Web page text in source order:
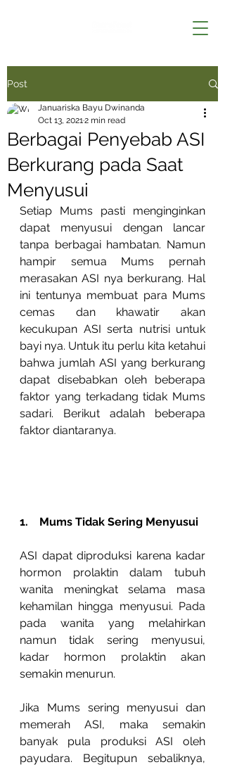
Post
Berbagai Penyebab ASI
Berkurang pada Saat
Menyusui
Januariska Bayu Dwinanda
Oct 13, 20212 min read
Setiap Mums pasti menginginkan
dapat menyusui dengan lancar
tanpa berbagai hambatan. Namun
hampir semua Mums pernah
merasakan ASI nya berkurang. Hal
ini tentunya membuat para Mums
cemas dan khawatir akan
kecukupan ASI serta nutrisi untuk
bayi nya. Untuk itu perlu kita ketahui
bahwa jumlah ASI yang berkurang
dapat disebabkan oleh beberapa
faktor yang terkadang tidak Mums
sadari. Berikut adalah beberapa
faktor diantaranya.
1.    Mums Tidak Sering Menyusui
ASI dapat diproduksi karena kadar
hormon prolaktin dalam tubuh
wanita meningkat selama masa
kehamilan hingga menyusui. Pada
pada wanita yang melahirkan
namun tidak sering menyusui,
kadar hormon prolaktin akan
semakin menurun.
Jika Mums sering menyusui dan
memerah ASI, maka semakin
banyak pula produksi ASI oleh
payudara. Begitupun sebaliknya,